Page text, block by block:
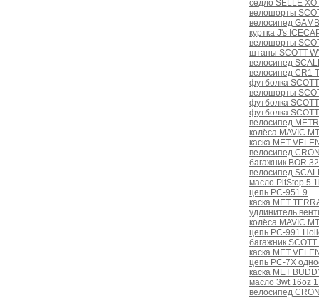
седло SELLE
велошорты
велосипед
куртка J's
велошорты
штаны SCOTT
велосипед
велосипед CR1
футболка
велошорты
футболка
футболка
велосипед
колёса MAVIC
каска MET
велосипед
багажник BOR
велосипед
масло PitStop 5
цепь PC-951 9
каска MET
удлинитель
колёса MAVIC
цепь PC-991
багажник
каска MET
цепь PC-7X
каска MET
масло 3wt 16oz
велосипед